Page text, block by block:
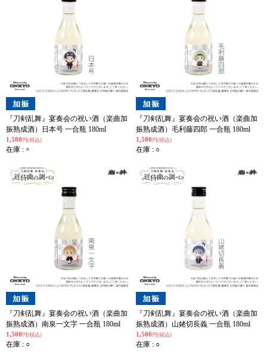
『刀剣乱舞』宴奏会の祝い酒（楽曲加
振熟成酒）日本号 一合瓶 180ml
1,500 円(税込)
在庫 : ×
『刀剣乱舞』宴奏会の祝い酒（楽曲加
振熟成酒）毛利藤四郎 一合瓶 180ml
1,500 円(税込)
在庫 : ○
『刀剣乱舞』宴奏会の祝い酒（楽曲加
振熟成酒）南泉一文字 一合瓶 180ml
1,500 円(税込)
在庫 : ○
『刀剣乱舞』宴奏会の祝い酒（楽曲加
振熟成酒）山姥切長義 一合瓶 180ml
1,500 円(税込)
在庫 : ○